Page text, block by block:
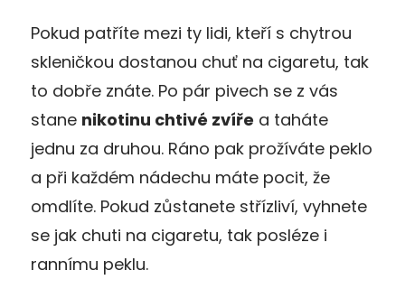
Pokud patříte mezi ty lidi, kteří s chytrou
skleničkou dostanou chuť na cigaretu, tak
to dobře znáte. Po pár pivech se z vás
stane nikotinu chtivé zvíře a taháte
jednu za druhou. Ráno pak prožíváte peklo
a při každém nádechu máte pocit, že
omdlíte. Pokud zůstanete střízliví, vyhnete
se jak chuti na cigaretu, tak posléze i
rannímu peklu.